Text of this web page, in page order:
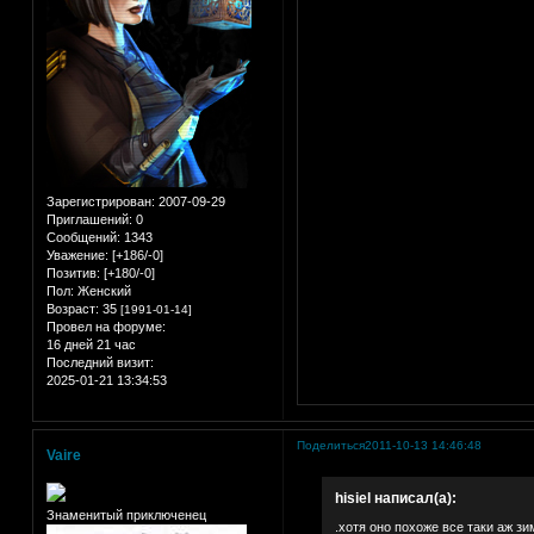
Зарегистрирован: 2007-09-29
Приглашений: 0
Сообщений: 1343
Уважение: [+186/-0]
Позитив: [+180/-0]
Пол: Женский
Возраст: 35 [1991-01-14]
Провел на форуме:
16 дней 21 час
Последний визит:
2025-01-21 13:34:53
Поделиться2011-10-13 14:46:48
Vaire
Знаменитый приключенец
hisiel написал(а):
.хотя оно похоже все таки аж